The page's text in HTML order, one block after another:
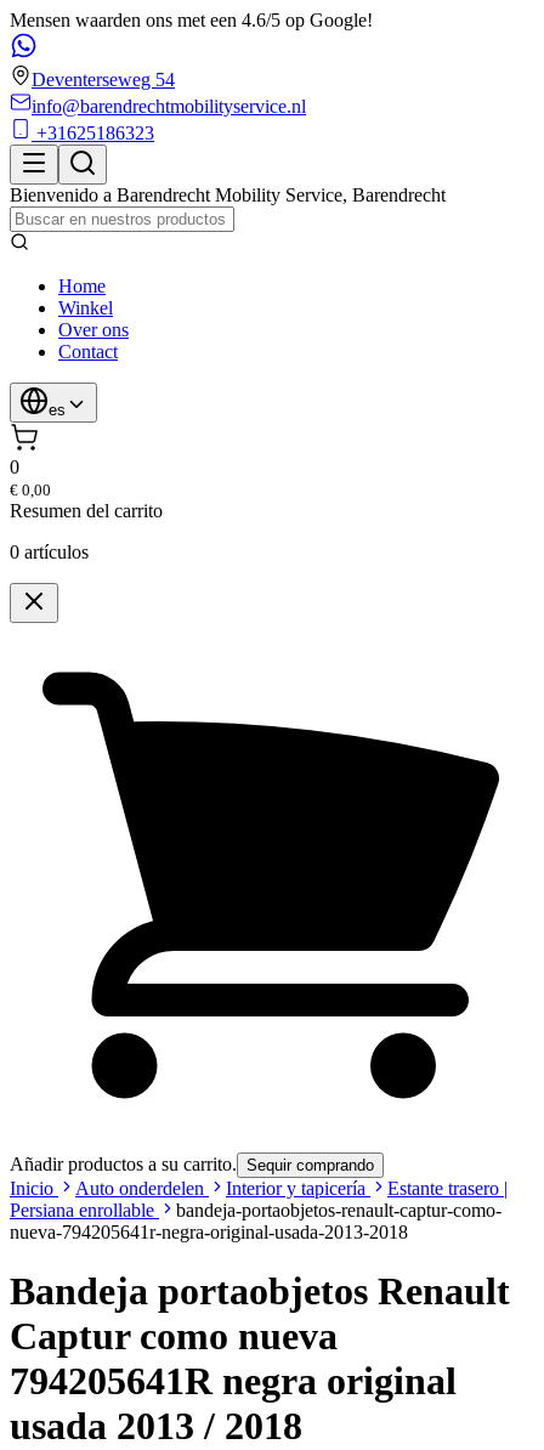
Mensen waarden ons met een 4.6/5 op Google!
Deventerseweg 54
info@barendrechtmobilityservice.nl
+31625186323
Bienvenido a Barendrecht Mobility Service, Barendrecht
Home
Winkel
Over ons
Contact
es
0
€ 0,00
Resumen del carrito
0 artículos
Añadir productos a su carrito. Sequir comprando
Inicio Auto onderdelen Interior y tapicería
Estante trasero |
Persiana enrollable
bandeja-portaobjetos-renault-captur-como-
nueva-794205641r-negra-original-usada-2013-2018
Bandeja portaobjetos Renault
Captur como nueva
794205641R negra original
usada 2013 / 2018